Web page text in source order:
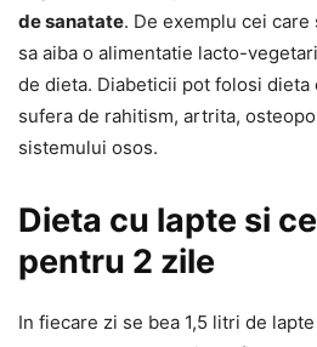
de sanatate. De exemplu cei
sa aiba o alimentatie lacto-
de dieta. Diabeticii pot folosi dieta
sufera de rahitism, artrita,
sistemului osos.
Dieta cu lapte si
pentru 2 zile
In fiecare zi se bea 1,5 litri de